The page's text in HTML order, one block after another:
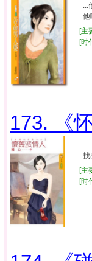
他
[主
[时
173. 《
找
[主
[时